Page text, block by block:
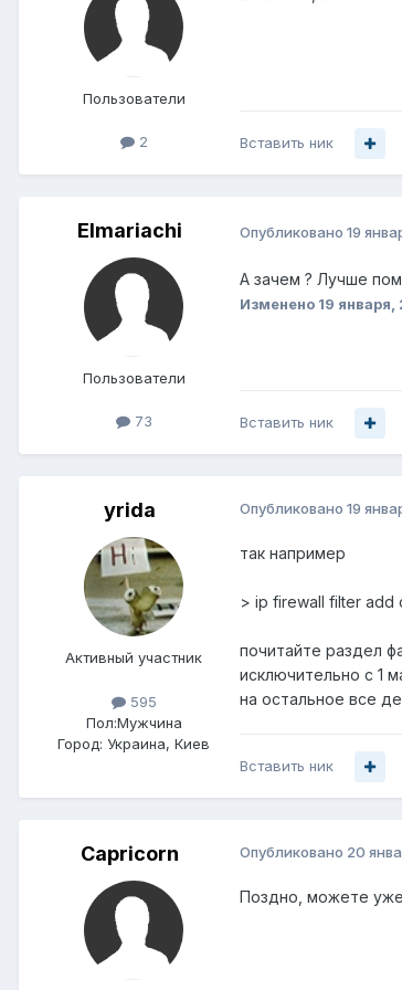
Пользователи
2 Вставить ник
Elmariachi
Пользователи
73
Опубликовано 19
А зачем ? Лучше
Изменено 19
Вставить ник
yrida
Активный участник
595
Пол:Мужчина
Город: Украина, Киев
Опубликовано 19
так например
> ip firewall filter add
почитайте раздел
исключительно с 1
на остальное все
Вставить ник
Capricorn Опубликовано 20
Поздно, можете уже